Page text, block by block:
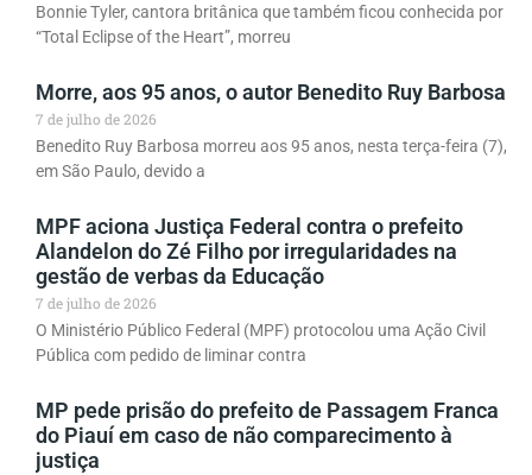
Bonnie Tyler, cantora britânica que também ficou conhecida por
“Total Eclipse of the Heart”, morreu
Morre, aos 95 anos, o autor Benedito Ruy Barbosa
7 de julho de 2026
Benedito Ruy Barbosa morreu aos 95 anos, nesta terça-feira (7),
em São Paulo, devido a
MPF aciona Justiça Federal contra o prefeito
Alandelon do Zé Filho por irregularidades na
gestão de verbas da Educação
7 de julho de 2026
O Ministério Público Federal (MPF) protocolou uma Ação Civil
Pública com pedido de liminar contra
MP pede prisão do prefeito de Passagem Franca
do Piauí em caso de não comparecimento à
justiça